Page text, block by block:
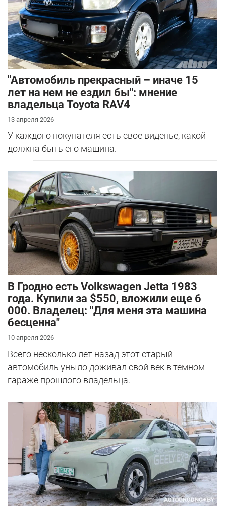
"Автомобиль прекрасный – иначе 15
лет на нем не ездил бы": мнение
владельца Toyota RAV4
13 апреля 2026
У каждого покупателя есть свое виденье, какой
должна быть его машина.
В Гродно есть Volkswagen Jetta 1983
года. Купили за $550, вложили еще 6
000. Владелец: "Для меня эта машина
бесценна"
10 апреля 2026
Всего несколько лет назад этот старый
автомобиль уныло доживал свой век в темном
гараже прошлого владельца.